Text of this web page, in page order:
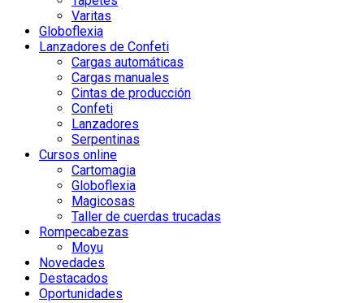
Varitas
Globoflexia
Lanzadores de Confeti
Cargas automáticas
Cargas manuales
Cintas de producción
Confeti
Lanzadores
Serpentinas
Cursos online
Cartomagia
Globoflexia
Magicosas
Taller de cuerdas trucadas
Rompecabezas
Moyu
Novedades
Destacados
Oportunidades